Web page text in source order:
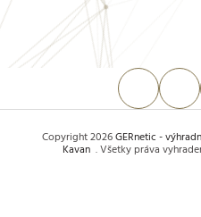
Copyright 2026GERnetic -
Kavan . Všetky práva